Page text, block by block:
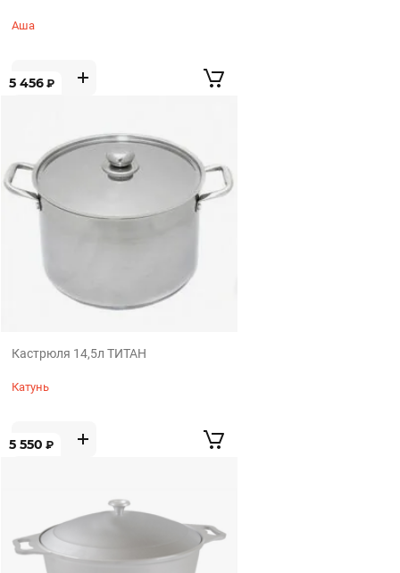
Аша
5 456 ₽
Кастрюля 14,5л ТИТАН
Катунь
5 550 ₽